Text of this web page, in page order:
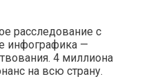
расследование с
инфографика —
4 миллиона
на всю страну.